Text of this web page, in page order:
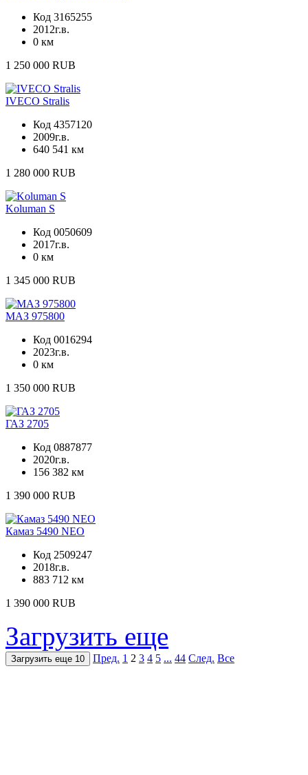
Код 3165255
2012г.в.
0 км
1 250 000 RUB
IVECO Stralis
Код 4357120
2009г.в.
640 541 км
1 280 000 RUB
Koluman S
Код 0050609
2017г.в.
0 км
1 345 000 RUB
МАЗ 975800
Код 0016294
2023г.в.
0 км
1 350 000 RUB
ГАЗ 2705
Код 0887877
2020г.в.
156 382 км
1 390 000 RUB
Камаз 5490 NEO
Код 2509247
2018г.в.
883 712 км
1 390 000 RUB
Загрузить еще
Загрузить еще 10 Пред. 1 2 3 4 5 ... 44 След. Все